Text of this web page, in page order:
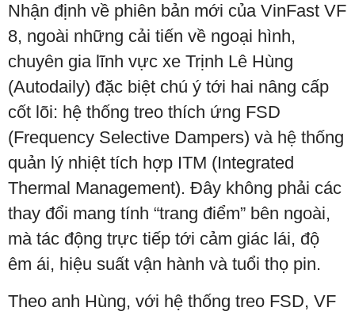
Nhận định về phiên bản mới của VinFast VF
8, ngoài những cải tiến về ngoại hình,
chuyên gia lĩnh vực xe Trịnh Lê Hùng
(Autodaily) đặc biệt chú ý tới hai nâng cấp
cốt lõi: hệ thống treo thích ứng FSD
(Frequency Selective Dampers) và hệ thống
quản lý nhiệt tích hợp ITM (Integrated
Thermal Management). Đây không phải các
thay đổi mang tính “trang điểm” bên ngoài,
mà tác động trực tiếp tới cảm giác lái, độ
êm ái, hiệu suất vận hành và tuổi thọ pin.
Theo anh Hùng, với hệ thống treo FSD, VF